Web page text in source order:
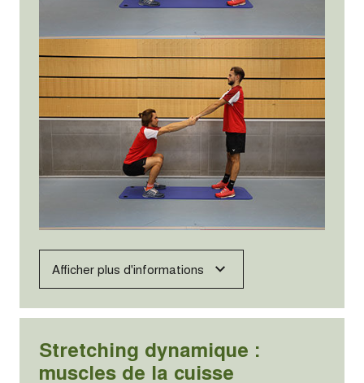
Afficher plus d'informations
Stretching dynamique :
muscles de la cuisse